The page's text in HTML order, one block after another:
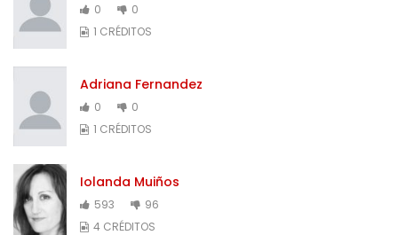
0
0
1 CRÉDITOS
Adriana Fernandez
0
0
1 CRÉDITOS
Iolanda Muiños
593
96
4 CRÉDITOS